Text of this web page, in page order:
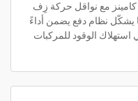
مع نواقل حركة زِف
يشكّل نظام دفع يضمن أداءً
استهلاك الوقود للمركبات